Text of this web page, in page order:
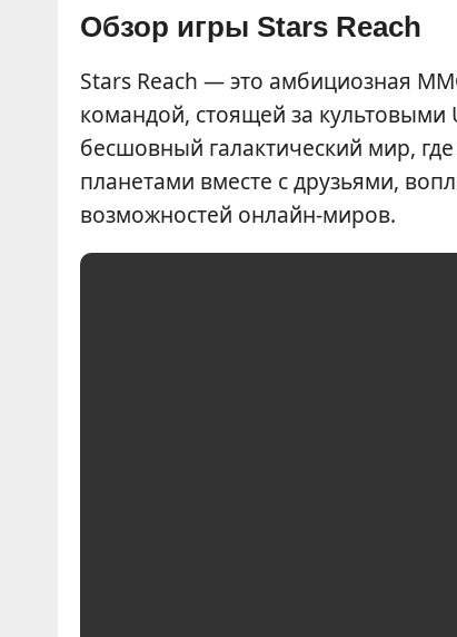
Обзор игры Stars Reach
Stars Reach — это амбициозная
командой, стоящей за культовыми
бесшовный галактический мир,
планетами вместе с друзьями,
возможностей онлайн-миров.